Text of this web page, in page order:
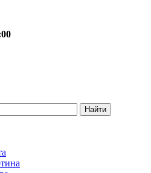
Найти